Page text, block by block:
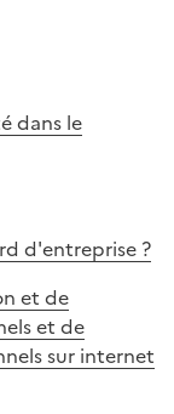
dans le
d'entreprise ?
et de
et de
sur internet